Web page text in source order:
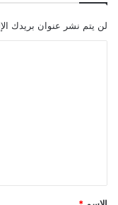
لن يتم نشر عنوان بريدك
*